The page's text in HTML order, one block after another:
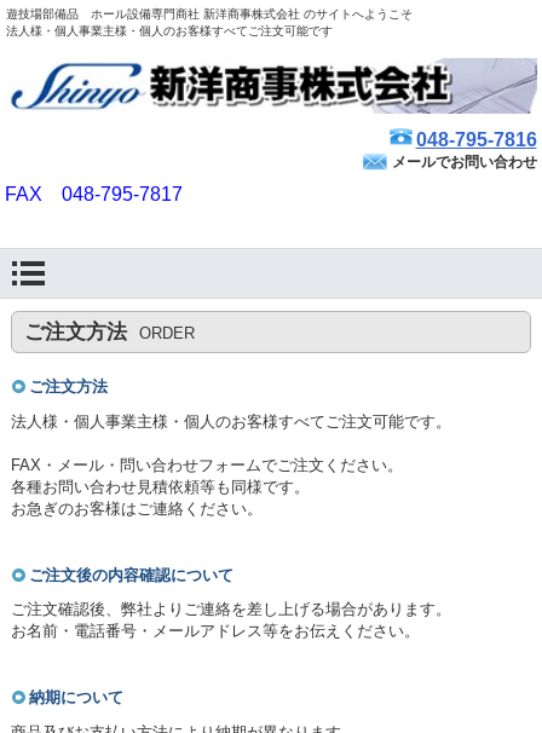
遊技場部備品 ホール設備専門商社 新洋商事株式会社 のサイトへようこそ
法人様・個人事業主様・個人のお客様すべてご注文可能です
048-795-7816
メールでお問い合わせ
FAX 048-795-7817
ご注文方法 ORDER
ご注文方法
法人様・個人事業主様・個人のお客様すべてご注文可能です。
FAX・メール・問い合わせフォームでご注文ください。
各種お問い合わせ見積依頼等も同様です。
お急ぎのお客様はご連絡ください。
ご注文後の内容確認について
ご注文確認後、弊社よりご連絡を差し上げる場合があります。
お名前・電話番号・メールアドレス等をお伝えください。
納期について